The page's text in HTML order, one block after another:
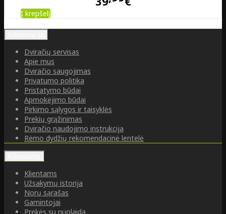
Į krepšelį
Dviračių servisas
Apie mus
Dviračio saugojimas
Privatumo politika
Pristatymo būdai
Apmokėjimo būdai
Pirkimo sąlygos ir taisyklės
Prekių grąžinimas
Dviračio naudojimo instrukcija
Rėmo dydžių rekomendacinė lentelė
Klientams
Užsakymų istorija
Norų sąrašas
Gamintojai
Prekės su nuolaida